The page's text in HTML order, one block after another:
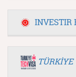
INVESTIR
TÜRKİYE